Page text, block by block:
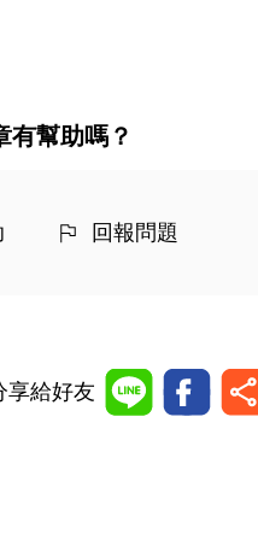
有幫助嗎？
回報問題
享給好友